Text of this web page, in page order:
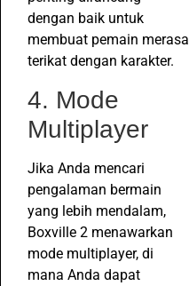
dengan baik untuk
membuat pemain merasa
terikat dengan karakter.
4. Mode
Multiplayer
Jika Anda mencari
pengalaman bermain
yang lebih mendalam,
Boxville 2 menawarkan
mode multiplayer, di
mana Anda dapat